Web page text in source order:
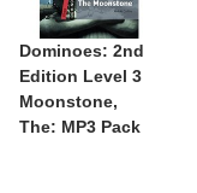
Dominoes: 2nd
Edition Level 3
Moonstone,
The: MP3 Pack